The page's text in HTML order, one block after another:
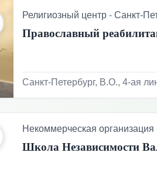
Религиозный центр - Санкт-
Православный
Санкт-Петербург, В.О., 4-ая
Некоммерческая организация
Школа Независимости